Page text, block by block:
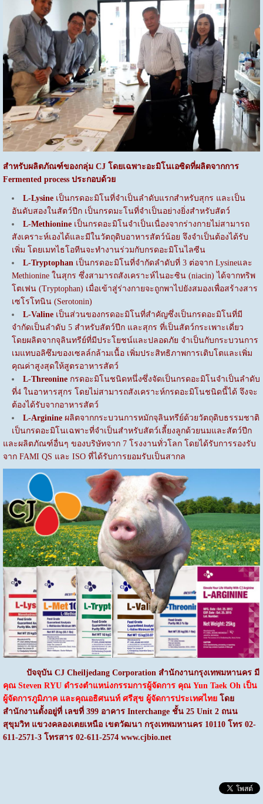
สำหรับผลิตภัณฑ์ของกลุ่ม CJ โดยเฉพาะอะมิโนเอซิดที่ผลิตจากการ
Fermented process ประกอบด้วย
L-Lysineเป็นกรดอะมิโนที่จำเป็นลำดับแรกสำหรับสุกร และเป็น
อันดับสองในสัตว์ปีก เป็นกรดมะโนที่จำเป็นอย่างยิ่งสำหรับสัตว์
L-Methionineเป็นกรดอะมิโนจำเป็นเนื่องจากร่างกายไม่สามารถ
สังเคราะห์เองได้และมีในวัตถุดิบอาหารสัตว์น้อย จึงจำเป็นต้องได้รับ
เพิ่ม โดยเมทไธโอทีนจะทำงานร่วมกับกรดอะมิโนไลซีน
L-Tryptophan เป็นกรดอะมิโนที่จำกัดลำดับที่ 3 ต่อจาก Lysineและ
Methionine ในสุกร ซึ่งสามารถสังเคราะห์ไนอะซิน (niacin) ได้จากทริพ
โตเฟน (Tryptophan) เมื่อเข้าสู่ร่างกายจะถูกพาไปยังสมองเพื่อสร้างสาร
เซโรโทนิน (Serotonin)
L-Valineเป็นส่วนของกรดอะมิโนที่สำคัญซึ่งเป็นกรดอะมิโนที่มี
จำกัดเป็นลำดับ 5 สำหรับสัตว์ปีก และสุกร ที่เป็นสัตว์กระเพาะเดี่ยว
โดยผลิตจากจุลินทรีย์ที่มีประโยชน์และปลอดภัย จำเป็นกับกระบวนการ
เมแทบอลิซึมของเซลล์กล้ามเนื้อ เพิ่มประสิทธิภาพการเติบโตและเพิ่ม
คุณค่าสูงสุดให้สูตรอาหารสัตว์
L-Threonineกรดอะมิโนชนิดหนึ่งซึ่งจัดเป็นกรดอะมิโนจำเป็นลำดับ
ที่4 ในอาหารสุกร โดยไม่สามารถสังเคราะห์กรดอะมิโนชนิดนี้ได้ จึงจะ
ต้องได้รับจากอาหารสัตว์
L-Arginineผลิตจากกระบวนการหมักจุลินทรีย์ด้วยวัตถุดิบธรรมชาติ
เป็นกรดอะมิโนเฉพาะที่จำเป็นสำหรับสัตว์เลี้ยงลูกด้วยนมและสัตว์ปีก
และผลิตภัณฑ์อื่นๆ ของบริษัทจาก 7 โรงงานทั่วโลก โดยได้รับการรองรับ
จาก FAMI QS และ ISO ที่ได้รับการยอมรับเป็นสากล
ปัจจุบัน CJ Cheiljedang Corporation สำนักงานกรุงเทพมหานคร มี
คุณ Steven RYU ดำรงตำแหน่งกรรมการผู้จัดการ คุณ Yun Taek Oh เป็น
ผู้จัดการภูมิภาค และคุณอธิศนนท์ ศรีสุข ผู้จัดการประเทศไทยโดย
สำนักงานตั้งอยู่ที่ เลขที่ 399 อาคาร Interchange ชั้น 25 Unit 2 ถนน
สุขุมวิท แขวงคลองเตยเหนือ เขตวัฒนา กรุงเทพมหานคร 10110 โทร 02-
611-2571-3 โทรสาร 02-611-2574 www.cjbio.net